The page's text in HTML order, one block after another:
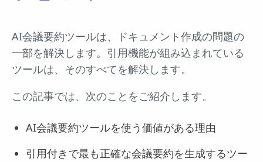
AI会議要約ツールは、ドキュメント作成の問題の
一部を解決します。引用機能が組み込まれている
ツールは、そのすべてを解決します。
この記事では、次のことをご紹介します。
AI会議要約ツールを使う価値がある理由
引用付きで最も正確な会議要約を生成するツー